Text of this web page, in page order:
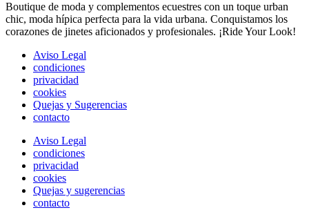
Boutique de moda y complementos ecuestres con un toque urban
chic, moda hípica perfecta para la vida urbana. Conquistamos los
corazones de jinetes aficionados y profesionales. ¡Ride Your Look!
Aviso Legal
condiciones
privacidad
cookies
Quejas y Sugerencias
contacto
Aviso Legal
condiciones
privacidad
cookies
Quejas y sugerencias
contacto